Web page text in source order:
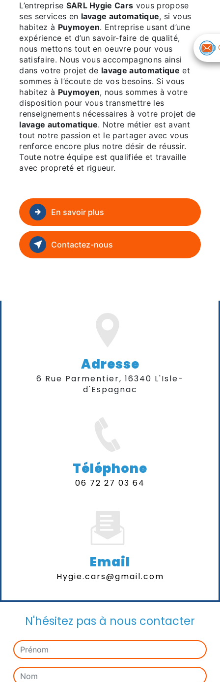
L’entreprise SARL Hygie Cars vous propose
ses services en lavage automatique, si vous
habitez à Puymoyen. Entreprise usant d’une
expérience et d’un savoir-faire de qualité,
nous mettons tout en oeuvre pour vous
satisfaire. Nous vous accompagnons ainsi
dans votre projet de lavage automatique et
sommes à l’écoute de vos besoins. Si vous
habitez à Puymoyen, nous sommes à votre
disposition pour vous transmettre les
renseignements nécessaires à votre projet de
lavage automatique. Notre métier est avant
tout notre passion et le partager avec vous
renforce encore plus notre désir de réussir.
Toute notre équipe est qualifiée et travaille
avec propreté et rigueur.
En savoir plus
Contactez-nous
Adresse
6 Rue Parmentier, 16340 L'Isle-
d'Espagnac
Téléphone
06 72 27 03 64
Email
hygie.cars@gmail.com
N'hésitez pas à nous contacter